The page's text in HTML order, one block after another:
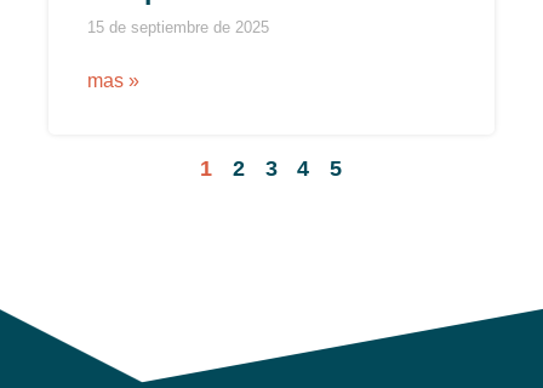
15 de septiembre de 2025
mas »
1 2 3 4 5